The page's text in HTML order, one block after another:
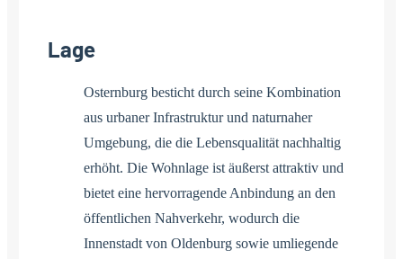
Lage
Osternburg besticht durch seine Kombination
aus urbaner Infrastruktur und naturnaher
Umgebung, die die Lebensqualität nachhaltig
erhöht. Die Wohnlage ist äußerst attraktiv und
bietet eine hervorragende Anbindung an den
öffentlichen Nahverkehr, wodurch die
Innenstadt von Oldenburg sowie umliegende